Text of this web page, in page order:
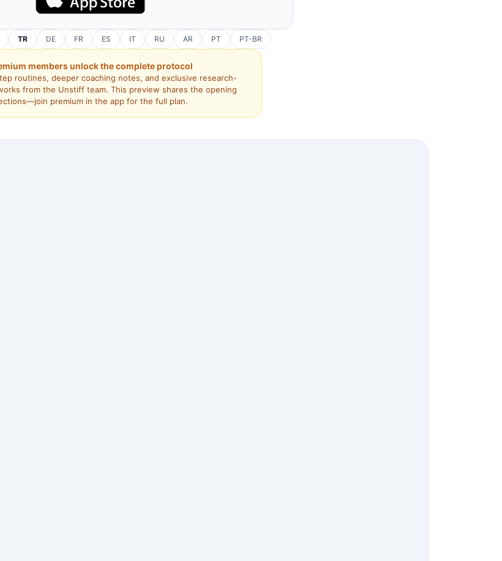
TR DE FR ES IT RU AR PT PT-BR
members unlock the complete protocol
routines, deeper coaching notes, and exclusive research-
from the Unstiff team. This preview shares the opening
premium in the app for the full plan.